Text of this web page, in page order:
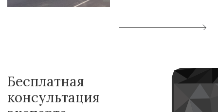
Бесплатная
консультация